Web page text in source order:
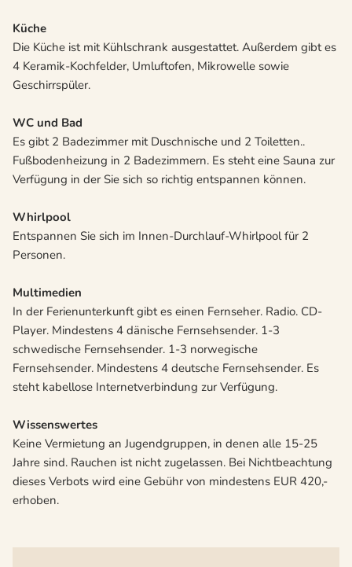
Küche
Die Küche ist mit Kühlschrank ausgestattet. Außerdem gibt es
4 Keramik-Kochfelder, Umluftofen, Mikrowelle sowie
Geschirrspüler.
WC und Bad
Es gibt 2 Badezimmer mit Duschnische und 2 Toiletten..
Fußbodenheizung in 2 Badezimmern. Es steht eine Sauna zur
Verfügung in der Sie sich so richtig entspannen können.
Whirlpool
Entspannen Sie sich im Innen-Durchlauf-Whirlpool für 2
Personen.
Multimedien
In der Ferienunterkunft gibt es einen Fernseher. Radio. CD-
Player. Mindestens 4 dänische Fernsehsender. 1-3
schwedische Fernsehsender. 1-3 norwegische
Fernsehsender. Mindestens 4 deutsche Fernsehsender. Es
steht kabellose Internetverbindung zur Verfügung.
Wissenswertes
Keine Vermietung an Jugendgruppen, in denen alle 15-25
Jahre sind. Rauchen ist nicht zugelassen. Bei Nichtbeachtung
dieses Verbots wird eine Gebühr von mindestens EUR 420,-
erhoben.